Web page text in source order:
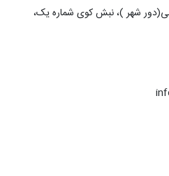
شهر )، نبش کوی شماره یک،